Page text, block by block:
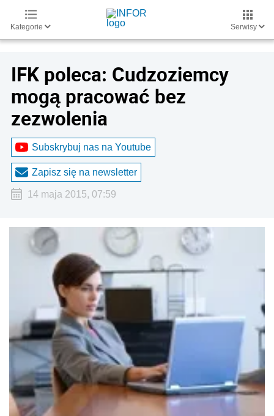
Kategorie Serwisy
IFK poleca: Cudzoziemcy
mogą pracować bez
zezwolenia
Subskrybuj nas na Youtube
Zapisz się na newsletter
14 maja 2015, 07:59